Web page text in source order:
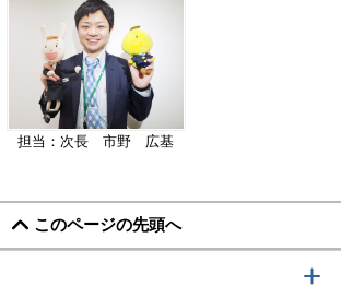
担当：次長 市野 広基
このページの先頭へ